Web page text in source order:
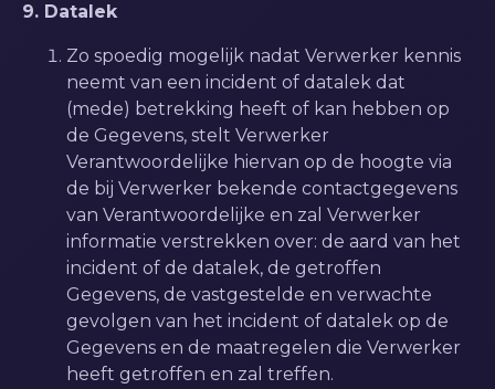
9. Datalek
Zo spoedig mogelijk nadat Verwerker kennis
neemt van een incident of datalek dat
(mede) betrekking heeft of kan hebben op
de Gegevens, stelt Verwerker
Verantwoordelijke hiervan op de hoogte via
de bij Verwerker bekende contactgegevens
van Verantwoordelijke en zal Verwerker
informatie verstrekken over: de aard van het
incident of de datalek, de getroffen
Gegevens, de vastgestelde en verwachte
gevolgen van het incident of datalek op de
Gegevens en de maatregelen die Verwerker
heeft getroffen en zal treffen.